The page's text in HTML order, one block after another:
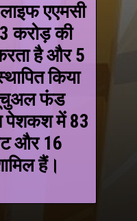
एएमसी
करोड़ की
है और 5
किया
फंड
पेशकश में 83
और 16
हैं।